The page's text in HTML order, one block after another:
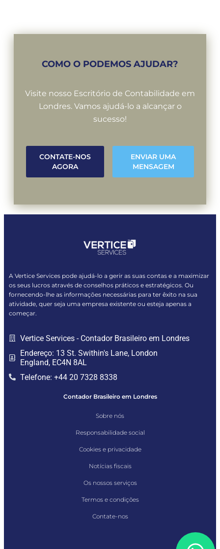
COMO O PODEMOS AJUDAR?
Visite nosso Escritório de Contabilidade em
Londres. Vamos ajudá-lo a alcançar o
sucesso!
CONTATE-NOS
AGORA
ENVIAR UMA
MENSAGEM
A Vertice Services pode ajudá-lo a gerir as suas contas e a maximizar
os seus lucros através de conselhos práticos e estratégicos. Ou
fornecendo-lhe as informações necessárias para ter êxito na sua
atividade, quer seja uma empresa existente ou esteja apenas a
começar.
Vertice Services - Contador Brasileiro em Londres
Endereço: 13 St. Swithin's Lane, London
England, EC4N 8AL
Telefone: +44 20 7328 8338
Contador Brasileiro em Londres
Sobre nós
Responsabilidade social
Cookies e privacidade
Notícias fiscais
Os nossos serviços
Termos e condições
Contate-nos